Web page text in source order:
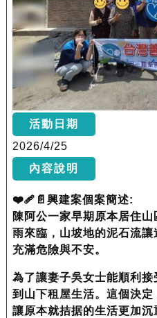
活動日期
2026/4/25
內容說明
❤️‍🩹📄興建案個案簡述:
陳阿公一家早期原本居住
雨來臨，山坡地的泥石流
充滿危險與不安。
為了讓妻子吳女士能順利
到山下租屋生活。這個決
讓原本就拮据的生活更加沉